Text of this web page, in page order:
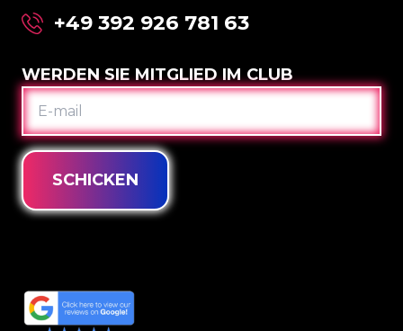
+49 392 926 781 63
WERDEN SIE MITGLIED IM CLUB
E-
MAIL
SCHICKEN